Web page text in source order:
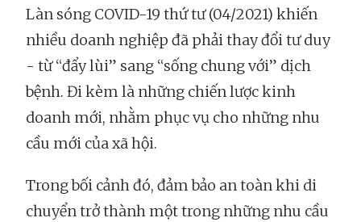
Làn sóng COVID-19 thứ tư (04/2021) khiến
nhiều doanh nghiệp đã phải thay đổi tư duy
- từ “đẩy lùi” sang “sống chung với” dịch
bệnh. Đi kèm là những chiến lược kinh
doanh mới, nhằm phục vụ cho những nhu
cầu mới của xã hội.
Trong bối cảnh đó, đảm bảo an toàn khi di
chuyển trở thành một trong những nhu cầu